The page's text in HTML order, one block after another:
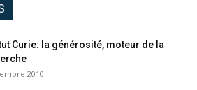
Curie: la générosité, moteur de la
2010